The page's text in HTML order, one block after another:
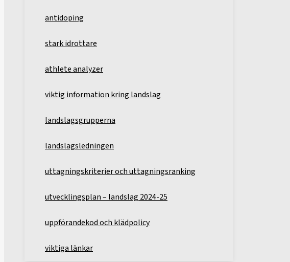
antidoping
stark idrottare
athlete analyzer
viktig information kring landslag
landslagsgrupperna
landslagsledningen
uttagningskriterier och uttagningsranking
utvecklingsplan – landslag 2024-25
uppförandekod och klädpolicy
viktiga länkar